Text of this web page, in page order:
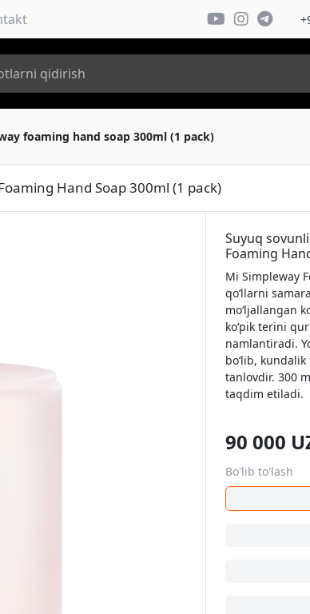
foaming hand soap 300ml (1 pack)
Hand Soap 300ml (1 pack)
Suyuq
Foaming
Mi Simpleway
qo‘llarni
mo‘ljallangan
ko‘pik terini
namlantiradi.
bo‘lib,
tanlovdir. 300
taqdim etiladi.
90 000
Bo'lib to'lash